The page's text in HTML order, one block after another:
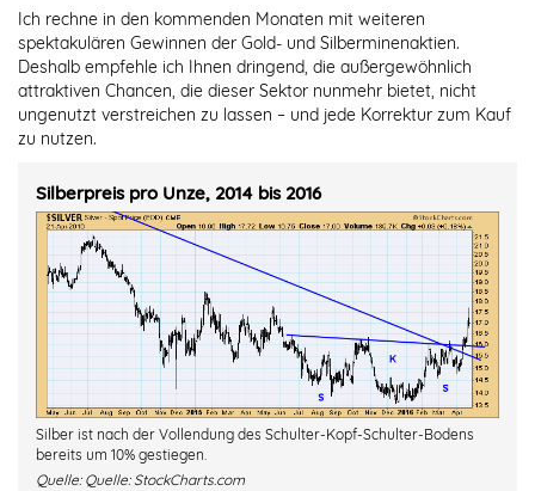
Ich rechne in den kommenden Monaten mit weiteren
spektakulären Gewinnen der Gold- und Silberminenaktien.
Deshalb empfehle ich Ihnen dringend, die außergewöhnlich
attraktiven Chancen, die dieser Sektor nunmehr bietet, nicht
ungenutzt verstreichen zu lassen – und jede Korrektur zum Kauf
zu nutzen.
Silberpreis pro Unze, 2014 bis 2016
Silber ist nach der Vollendung des Schulter-Kopf-Schulter-Bodens
bereits um 10% gestiegen.
Quelle: Quelle: StockCharts.com